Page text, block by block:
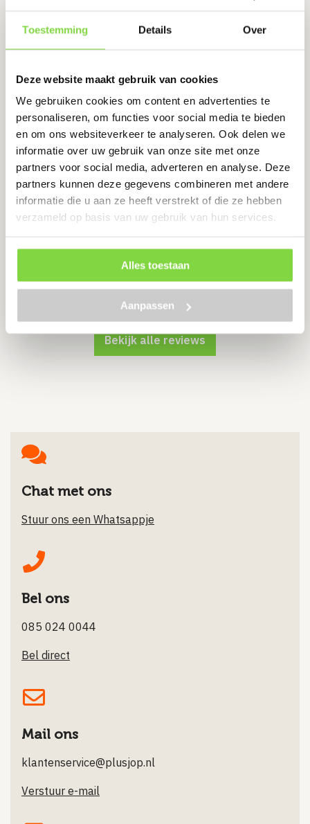
Toestemming Details Over
Deze website maakt gebruik van cookies
We gebruiken cookies om content en advertenties te
personaliseren, om functies voor social media te bieden
en om ons websiteverkeer te analyseren. Ook delen we
informatie over uw gebruik van onze site met onze
partners voor social media, adverteren en analyse. Deze
partners kunnen deze gegevens combineren met andere
informatie die u aan ze heeft verstrekt of die ze hebben
verzameld op basis van uw gebruik van hun services.
Alles toestaan
Aanpassen
besteld, 1029 stuks, konden
Keurig op tijd voor de klus. Aardige
jongens aan de telefoon, die mee
dachten. Bleek dat we teveel
platen hadden, geen punt. Wat
over was mocht terug, en binnen
een paar dagen was het geld
teruggestort. Heel erg prettig. Een
tevreden klant.
THEA VAN SANTE10 OKTOBER
2025
SVEN
Bekijk alle reviews
Chat met ons
Stuur ons een Whatsappje
Bel ons
085 024 0044
Bel direct
Mail ons
klantenservice@plusjop.nl
Verstuur e-mail